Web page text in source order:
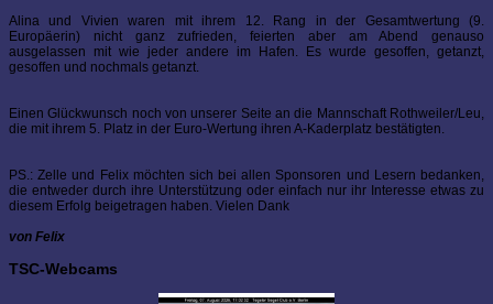
Alina und Vivien waren mit ihrem 12. Rang in der Gesamtwertung (9.
Europäerin) nicht ganz zufrieden, feierten aber am Abend genauso
ausgelassen mit wie jeder andere im Hafen. Es wurde gesoffen, getanzt,
gesoffen und nochmals getanzt.
Einen Glückwunsch noch von unserer Seite an die Mannschaft Rothweiler/Leu,
die mit ihrem 5. Platz in der Euro-Wertung ihren A-Kaderplatz bestätigten.
PS.: Zelle und Felix möchten sich bei allen Sponsoren und Lesern bedanken,
die entweder durch ihre Unterstützung oder einfach nur ihr Interesse etwas zu
diesem Erfolg beigetragen haben. Vielen Dank
von Felix
TSC-Webcams